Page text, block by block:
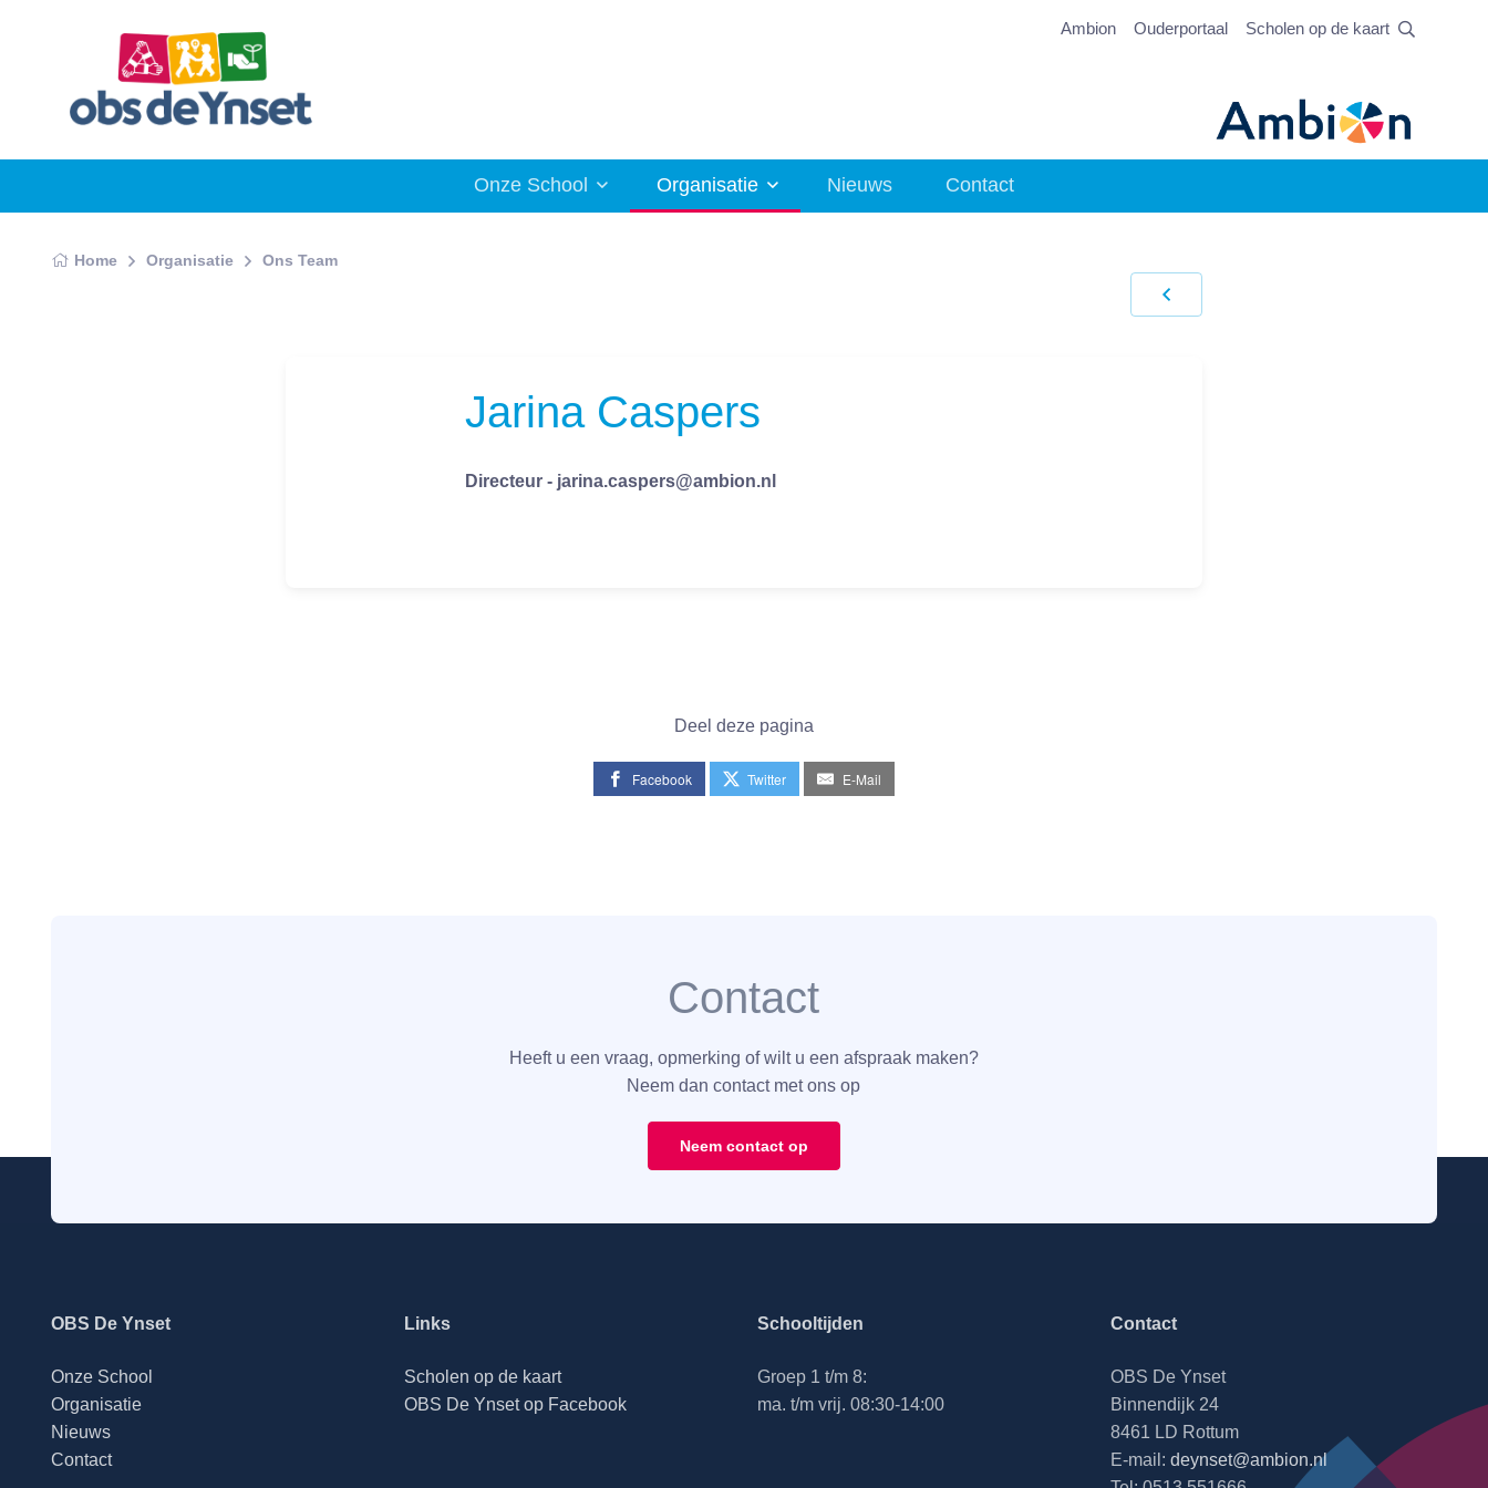
Ambion Ouderportaal Scholen op de kaart
Onze School Organisatie Nieuws Contact
Home Organisatie Ons Team
Jarina Caspers
Directeur - jarina.caspers@ambion.nl
Deel deze pagina
Facebook Twitter E-Mail
Contact
Heeft u een vraag, opmerking of wilt u een afspraak maken?
Neem dan contact met ons op
Neem contact op
OBS De Ynset
Onze School
Organisatie
Nieuws
Contact
Links
Scholen op de kaart
OBS De Ynset op Facebook
Schooltijden
Groep 1 t/m 8:
ma. t/m vrij. 08:30-14:00
Contact
OBS De Ynset
Binnendijk 24
8461 LD Rottum
E-mail:deynset@ambion.nl